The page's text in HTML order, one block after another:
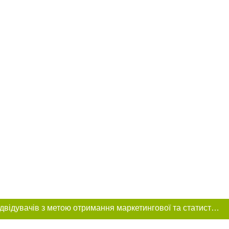
Цей сайт використовує «cookies». Також веб-сайт використовує інтернет-сервіс для збору технічних даних стосовно відвідувачів з метою отримання маркетингової та статистичної інформації. Умови обробки даних відвідувачів сайту див.